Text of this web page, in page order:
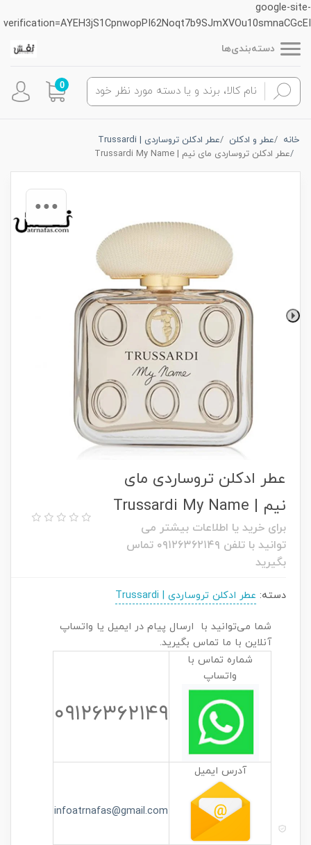
google-site-
verification=AYEH3jS1CpnwopPI62Noqt7b9SJmXVOu10smnaCGcEI
دسته‌بندی‌ها
0
خانه عطر و ادکلن
عطر ادکلن تروساردی | Trussardi
عطر ادکلن تروساردی مای نیم | Trussardi My Name
عطر ادکلن تروساردی مای
نیم | Trussardi My Name
برای خرید یا اطلاعات بیشتر می
توانید با تلفن ۰۹۱۲۶۳۶۲۱۴۹ تماس
بگیرید
دسته: عطر ادکلن تروساردی | Trussardi
شما می‌توانید با ارسال پیام در ایمیل یا واتساپ
آنلاین با ما تماس بگیرید.
شماره تماس با
واتساپ
۰۹۱۲۶۳۶۲۱۴۹
آدرس ایمیل
infoatrnafas@gmail.com